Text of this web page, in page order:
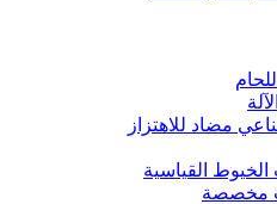
مضاد للاهتزاز
القياسية
مخصصة